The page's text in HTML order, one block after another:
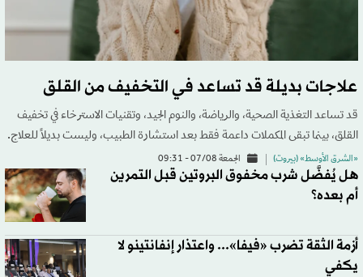
علاجات بديلة قد تساعد في التخفيف من القلق
قد تساعد التغذية الصحية، والرياضة، والنوم الجيد، وتقنيات الاسترخاء في تخفيف
القلق، بينما تبقى المكملات داعمة فقط بعد استشارة الطبيب، وليست بديلاً للعلاج.
«الشرق الأوسط» (بيروت) الجمعة 07/08 - 09:31
هل يُفضَّل شرب مخفوق البروتين قبل التمرين
أم بعده؟
أزمة الثقة تضرب «فيفا»... واعتذار إنفانتينو لا
يكفي